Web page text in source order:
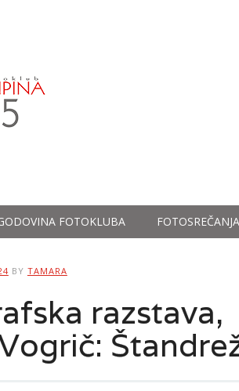
FOTOKLUBA FOTOSREČANJA
BY TAMARA
razstava,